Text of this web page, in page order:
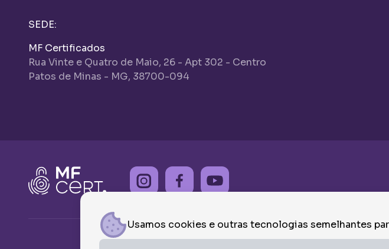
Usamos cookies e outras tecnologias semelhantes
SEDE:
MF Certificados
Rua Vinte e Quatro de Maio, 26 - Apt 302 - Centro
Patos de Minas - MG, 38700-094